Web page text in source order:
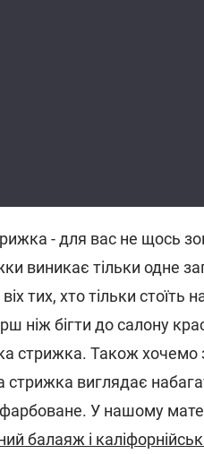
- для вас не щось
виникає тільки одне
тих, хто тільки стоїть
ніж бігти до салону
стрижка. Також хочемо
стрижка виглядає
У нашому
балаяж і